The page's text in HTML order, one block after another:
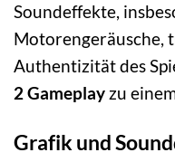
Soundeffekte,
Motorengeräusche,
Authentizität des
2 Gameplay zu
Grafik und